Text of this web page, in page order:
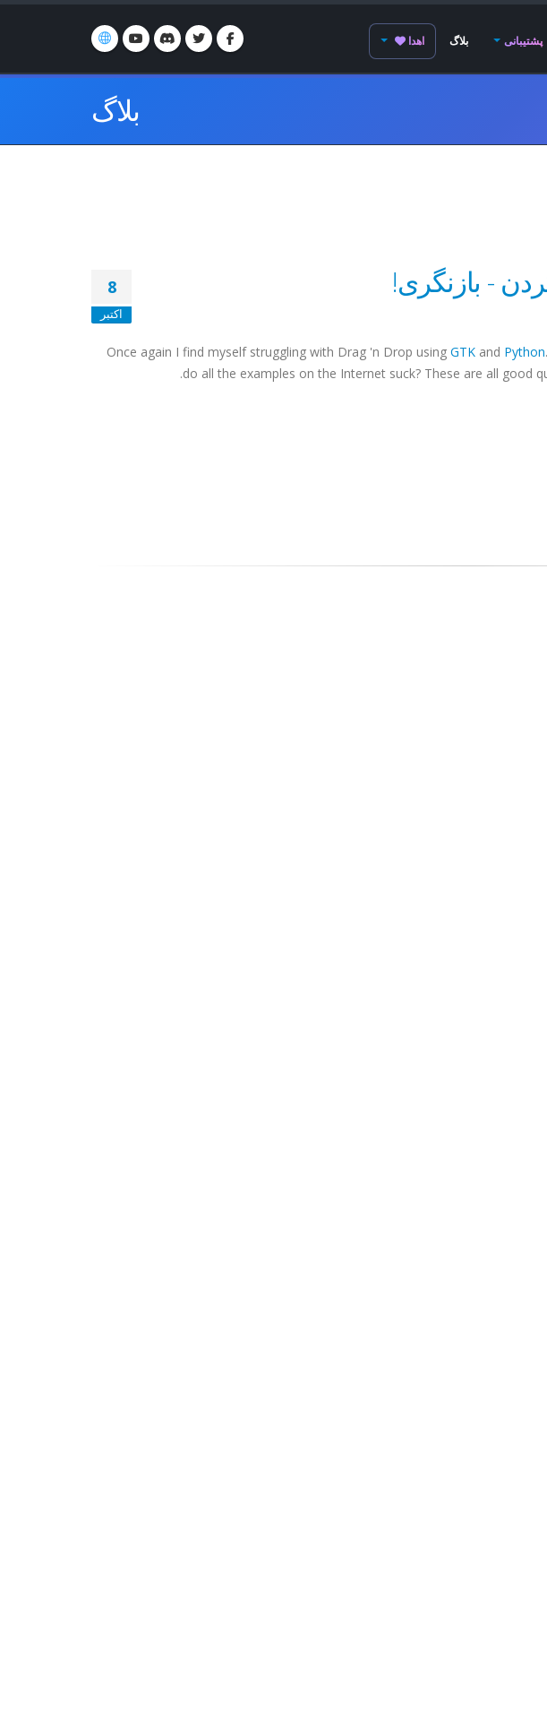
پشتیبانی بلاگ اهدا
بلاگ
8
اکتبر
Once again I find myself struggling with Drag 'n Drop using GTKand Python
do all the examples on the Internet suck? These are all good